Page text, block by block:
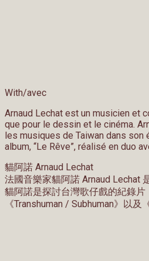
With/avec
Arnaud Lechat est un musicien et
que pour le dessin et le cinéma.
les musiques de Taiwan dans son
album, “Le Rêve”, réalisé en duo
貓阿諾 Arnaud Lechat
法國音樂家貓阿諾 Arnaud Lechat
貓阿諾是探討台灣歌仔戲的紀錄
《Transhuman / Subhuman》以